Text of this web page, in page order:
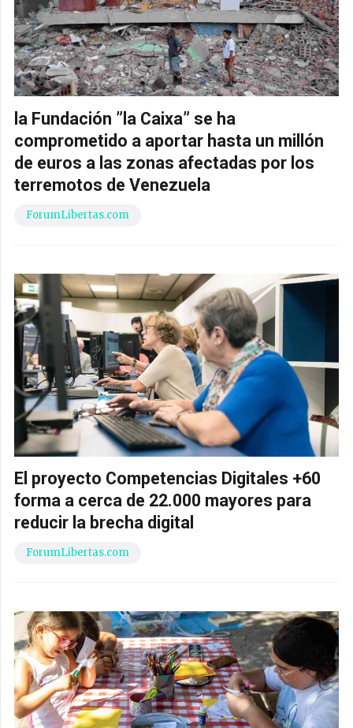
la Fundación ”la Caixa” se ha
comprometido a aportar hasta un millón
de euros a las zonas afectadas por los
terremotos de Venezuela
ForumLibertas.com
El proyecto Competencias Digitales +60
forma a cerca de 22.000 mayores para
reducir la brecha digital
ForumLibertas.com